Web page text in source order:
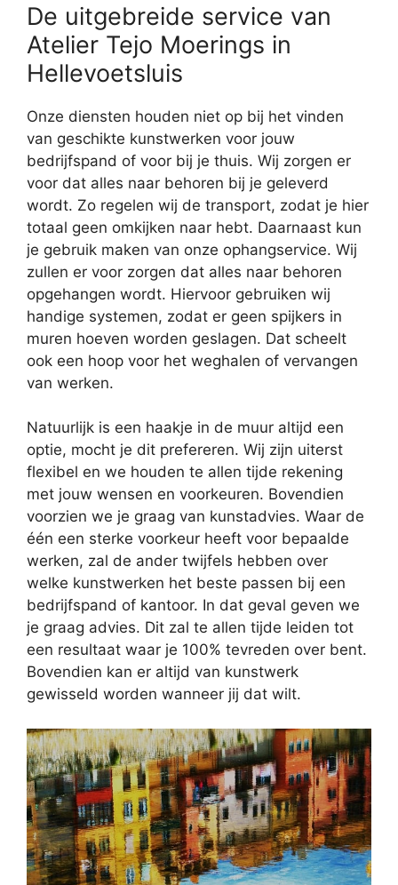
De uitgebreide service van
Atelier Tejo Moerings in
Hellevoetsluis
Onze diensten houden niet op bij het vinden
van geschikte kunstwerken voor jouw
bedrijfspand of voor bij je thuis. Wij zorgen er
voor dat alles naar behoren bij je geleverd
wordt. Zo regelen wij de transport, zodat je hier
totaal geen omkijken naar hebt. Daarnaast kun
je gebruik maken van onze ophangservice. Wij
zullen er voor zorgen dat alles naar behoren
opgehangen wordt. Hiervoor gebruiken wij
handige systemen, zodat er geen spijkers in
muren hoeven worden geslagen. Dat scheelt
ook een hoop voor het weghalen of vervangen
van werken.
Natuurlijk is een haakje in de muur altijd een
optie, mocht je dit prefereren. Wij zijn uiterst
flexibel en we houden te allen tijde rekening
met jouw wensen en voorkeuren. Bovendien
voorzien we je graag van kunstadvies. Waar de
één een sterke voorkeur heeft voor bepaalde
werken, zal de ander twijfels hebben over
welke kunstwerken het beste passen bij een
bedrijfspand of kantoor. In dat geval geven we
je graag advies. Dit zal te allen tijde leiden tot
een resultaat waar je 100% tevreden over bent.
Bovendien kan er altijd van kunstwerk
gewisseld worden wanneer jij dat wilt.